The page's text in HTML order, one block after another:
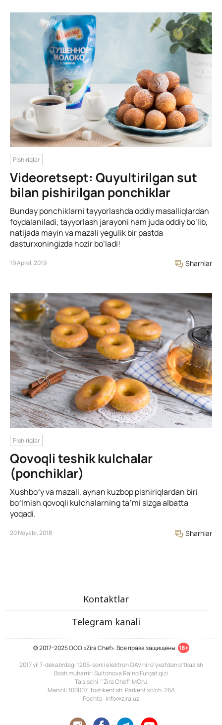
Pishiriqlar
Videoretsept: Quyultirilgan sut
bilan pishirilgan ponchiklar
Bunday ponchiklarni tayyorlashda oddiy masalliqlardan
foydalaniladi, tayyorlash jarayoni ham juda oddiy bo’lib,
natijada mayin va mazali yegulik bir pastda
dasturxoningizda hozir bo’ladi!
19 Aprel, 2019 Sharhlar
Pishiriqlar
Qovoqli teshik kulchalar
(ponchiklar)
Xushboʻy va mazali, aynan kuzbop pishiriqlardan biri
boʻlmish qovoqli kulchalarning taʼmi sizga albatta
yoqadi.
20 Noyabr, 2018 Sharhlar
Kontaktlar
Telegram kanali
© 2017-2025 ООО «Zira Chef». Все права защищены. 18+
2017 yil 7-dekabrdagi 1206-sonli elektron OAV ni ro'yxatdan o'tkazish
Bosh muharrir: Sultonova Ra’no Furqat qizi
Ta'sischi: "Zira Chef" MChJ
Manzil: 100007, Toshkent sh. Parkent ko'ch. 26A
Pochta: info@zira.uz